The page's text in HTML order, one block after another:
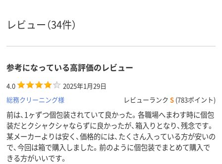
アスクル
商品環境
レビュー（34件）
参考になっている高評価のレビュー
4.0
2025年1月29日
総務クリーニング様
レビューランク S (783ポイント)
前は、1ヶずつ個包装されていて良かった。各職場へまわす時に個包
装だとクシャクシャならずに良かったが、箱入りとなり、残念です。
某メーカーよりは安く、価格的には、たくさん入っている方が安いの
で、今回は箱で購入しました。前のように個包装でまとめて購入で
きる方がいいです。